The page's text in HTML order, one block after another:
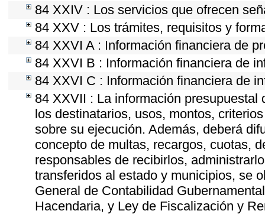
84 XXIV : Los servicios que ofrecen
84 XXV : Los trámites, requisitos y
84 XXVI A : Información financiera de
84 XXVI B : Información financiera de
84 XXVI C : Información financiera de
84 XXVII : La información
los destinatarios, usos, montos,
sobre su ejecución. Además, deberá
concepto de multas, recargos, cuotas,
responsables de recibirlos,
transferidos al estado y municipios, se
General de Contabilidad
Hacendaria, y Ley de Fiscalización y